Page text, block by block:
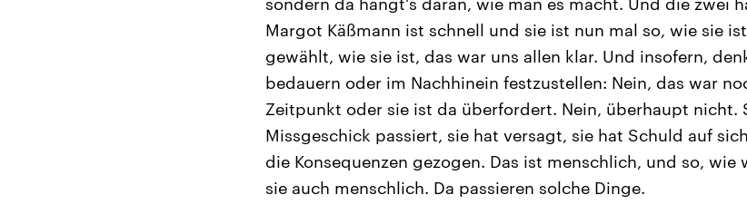
Margot Käßmann ist schnell und sie ist nun mal so, wie sie
gewählt, wie sie ist, das war uns allen klar. Und insofern,
bedauern oder im Nachhinein festzustellen: Nein, das war
Zeitpunkt oder sie ist da überfordert. Nein, überhaupt nicht.
Missgeschick passiert, sie hat versagt, sie hat Schuld auf
die Konsequenzen gezogen. Das ist menschlich, und so,
sie auch menschlich. Da passieren solche Dinge.